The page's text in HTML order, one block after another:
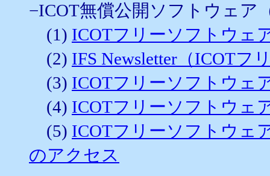
−ICOT無償公開ソフトウェア
(1) ICOTフリーソフトウェ
(2) IFS Newsletter（ICOTフ
(3) ICOTフリーソフトウェ
(4) ICOTフリーソフトウェ
(5) ICOTフリーソフトウェ
のアクセス